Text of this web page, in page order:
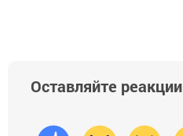
Оставляйте реакции